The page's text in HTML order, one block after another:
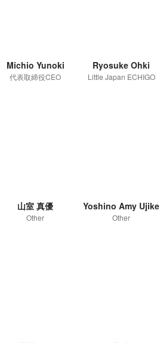
Michio Yunoki
代表取締役CEO
Ryosuke Ohki
Little Japan ECHIGO
山室 真優
Other
Yoshino Amy Ujike
Other